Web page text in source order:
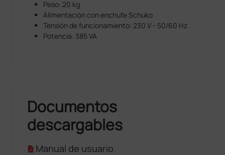
Peso: 20 kg
Alimentación con enchufe Schuko
Tensión de funcionamiento: 230 V - 50/60 Hz
Potencia: 385 VA
Documentos
descargables
Manual de usuario